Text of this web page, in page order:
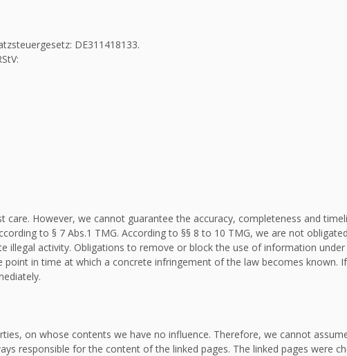
DE311418133.
However, we cannot guarantee the accuracy, completeness and
to § 7 Abs.1 TMG. According to §§ 8 to 10 TMG, we are not
activity. Obligations to remove or block the use of information
in time at which a concrete infringement of the law becomes known.
on whose contents we have no influence. Therefore, we cannot
responsible for the content of the linked pages. The linked pages were